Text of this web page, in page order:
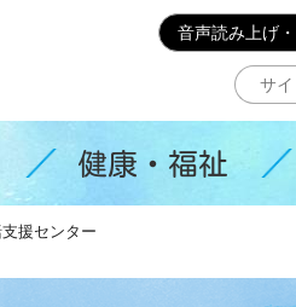
音声読み上げ
健康・福祉
援センター